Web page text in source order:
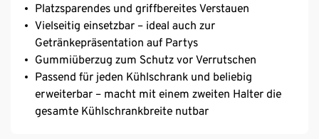
Platzsparendes und griffbereites Verstauen
Vielseitig einsetzbar – ideal auch zur
Getränkepräsentation auf Partys
Gummiüberzug zum Schutz vor Verrutschen
Passend für jeden Kühlschrank und beliebig
erweiterbar – macht mit einem zweiten Halter die
gesamte Kühlschrankbreite nutbar